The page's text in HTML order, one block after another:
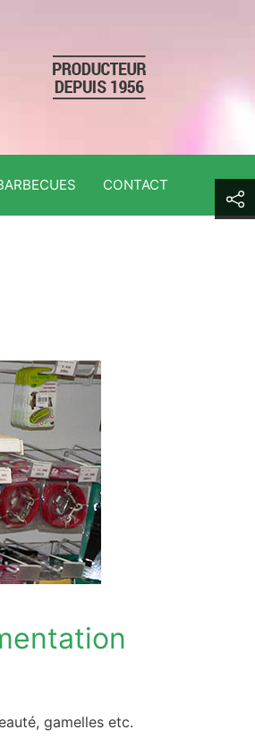
CONTACT
gamelles etc.